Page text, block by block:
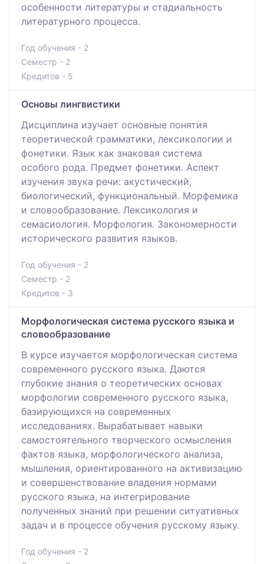
особенности литературы и стадиальность
литературного процесса.
Год обучения - 2
Семестр - 2
Кредитов - 5
Основы лингвистики
Дисциплина изучает основные понятия
теоретической грамматики, лексикологии и
фонетики. Язык как знаковая система
особого рода. Предмет фонетики. Аспект
изучения звука речи: акустический,
биологический, функциональный. Морфемика
и словообразование. Лексикология и
семасиология. Морфология. Закономерности
исторического развития языков.
Год обучения - 2
Семестр - 2
Кредитов - 3
Морфологическая система русского языка и
словообразование
В курсе изучается морфологическая система
современного русского языка. Даются
глубокие знания о теоретических основах
морфологии современного русского языка,
базирующихся на современных
исследованиях. Вырабатывает навыки
самостоятельного творческого осмысления
фактов языка, морфологического анализа,
мышления, ориентированного на активизацию
и совершенствование владения нормами
русского языка, на интегрирование
полученных знаний при решении ситуативных
задач и в процессе обучения русскому языку.
Год обучения - 2